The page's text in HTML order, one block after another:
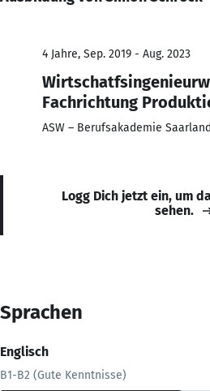
4 Jahre, Sep. 2019 - Aug. 2023
Fachrichtung
ASW – Berufsakademie Saarland
Logg Dich jetzt ein, um
sehen.
Sprachen
Englisch
B1-B2 (Gute Kenntnisse)